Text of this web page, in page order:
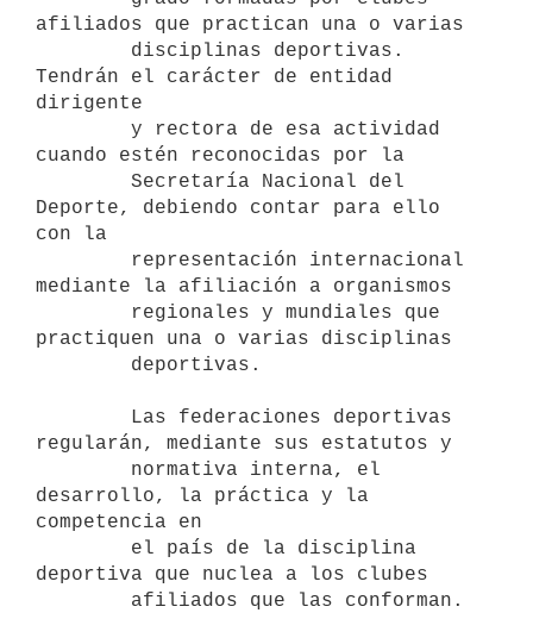
afiliados que practican una o varias
Tendrán el carácter de entidad
dirigente
cuando estén reconocidas por la
Deporte, debiendo contar para ello
con la
mediante la afiliación a organismos
practiquen una o varias disciplinas
regularán, mediante sus estatutos y
desarrollo, la práctica y la
competencia en
deportiva que nuclea a los clubes